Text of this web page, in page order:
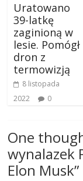
Uratowano
39-latkę
zaginioną w
lesie. Pomógł
dron z
termowizją
8 listopada
2022
0
One
wynalazek
Elon Musk”